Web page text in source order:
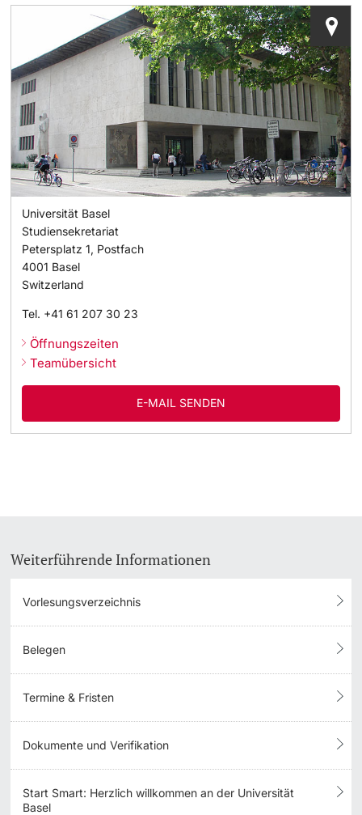
Universität Basel
Studiensekretariat
Petersplatz 1, Postfach
4001 Basel
Switzerland
Tel. +41 61 207 30 23
Öffnungszeiten
Teamübersicht
E-MAIL SENDEN
Weiterführende Informationen
Vorlesungsverzeichnis
Belegen
Termine & Fristen
Dokumente und Verifikation
Start Smart: Herzlich willkommen an der Universität
Basel